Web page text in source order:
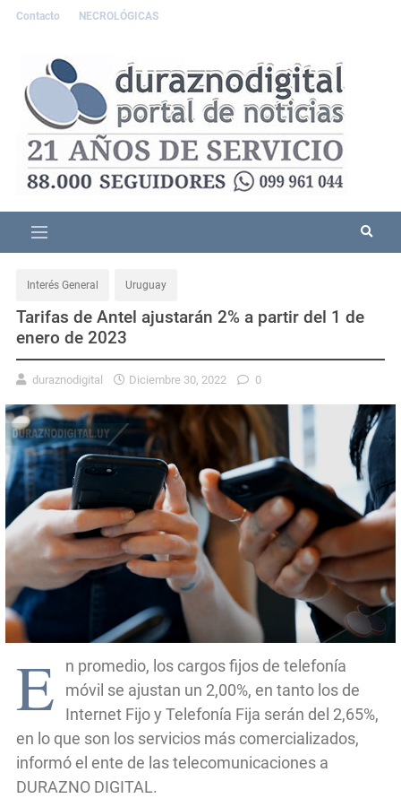
Contacto NECROLÓGICAS
Interés General Uruguay
Tarifas de Antel ajustarán 2% a partir del 1 de
enero de 2023
duraznodigital Diciembre 30, 2022 0
E
n promedio, los cargos fijos de telefonía
móvil se ajustan un 2,00%, en tanto los de
Internet Fijo y Telefonía Fija serán del 2,65%,
en lo que son los servicios más comercializados,
informó el ente de las telecomunicaciones a
DURAZNO DIGITAL.